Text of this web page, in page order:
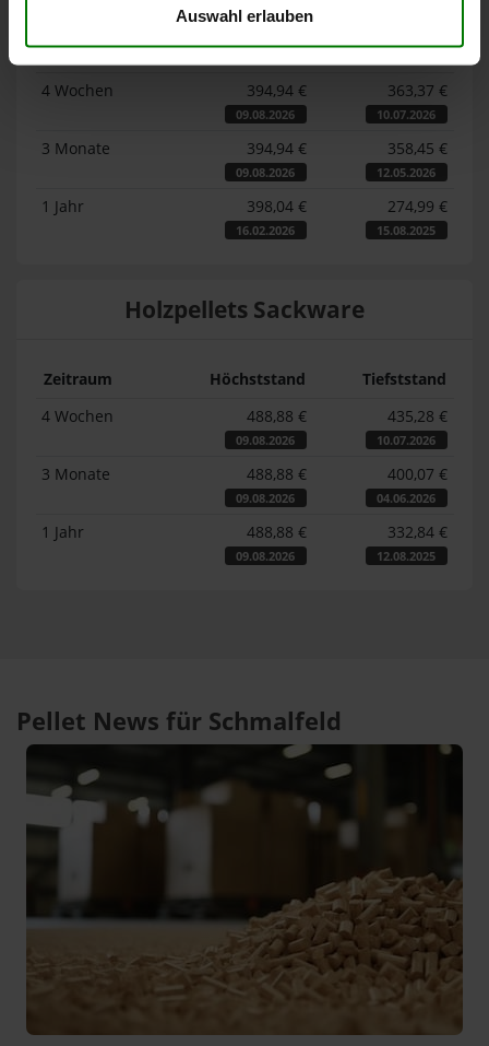
Auswahl erlauben
Zeitraum Höchststand
Tiefststand
4 Wochen
394,94 €
09.08.2026
363,37 €
10.07.2026
3 Monate 394,94 €
09.08.2026
358,45 €
12.05.2026
1 Jahr 398,04 €
16.02.2026
274,99 €
15.08.2025
Holzpellets Sackware
Zeitraum Höchststand
Tiefststand
4 Wochen
488,88 €
09.08.2026
435,28 €
10.07.2026
3 Monate 488,88 €
09.08.2026
400,07 €
04.06.2026
1 Jahr 488,88 €
09.08.2026
332,84 €
12.08.2025
Pellet News für Schmalfeld